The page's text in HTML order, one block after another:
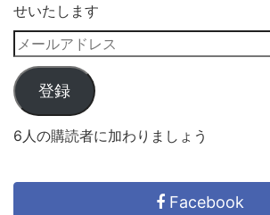
せいたします
登録
6人の購読者に加わりましょう
Facebook